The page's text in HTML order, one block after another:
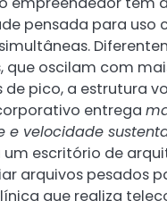
pensada para uso
que oscilam com
de pico, a estrutura
entrega
e velocidade
escritório de
arquivos pesados
que realiza